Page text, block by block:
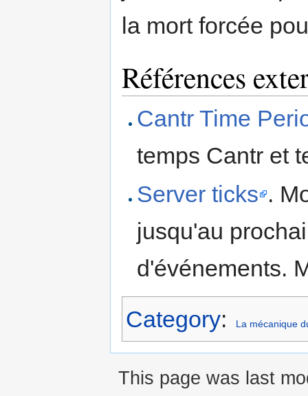
la mort forcée
Références
Cantr Time
temps Cantr et
Server ticks .
jusqu'au
d'événements.
Category: La mécanique
This page was last